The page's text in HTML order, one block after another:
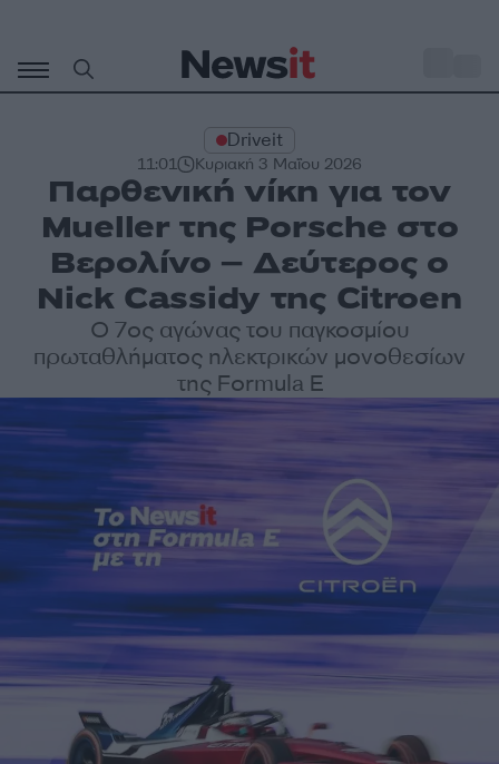
περιεχόμενο
Driveit
11:01 Κυριακή 3 Μαΐου 2026
Παρθενική νίκη για τον
Mueller της Porsche στο
Βερολίνο – Δεύτερος ο
Nick Cassidy της Citroen
Ο 7ος αγώνας του παγκοσμίου
πρωταθλήματος ηλεκτρικών μονοθεσίων
της Formula E